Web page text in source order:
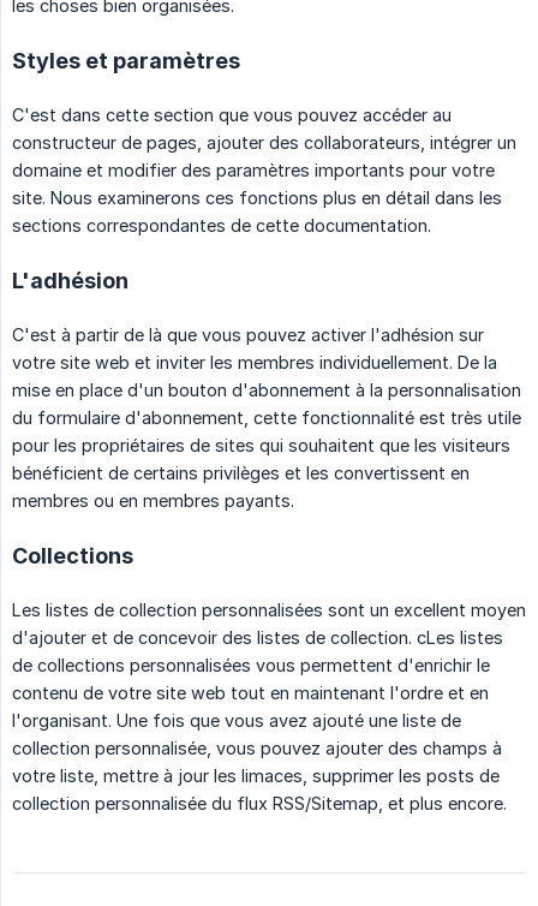
les choses bien organisées.
Styles et paramètres
C'est dans cette section que vous pouvez accéder au
constructeur de pages, ajouter des collaborateurs, intégrer un
domaine et modifier des paramètres importants pour votre
site. Nous examinerons ces fonctions plus en détail dans les
sections correspondantes de cette documentation.
L'adhésion
C'est à partir de là que vous pouvez activer l'adhésion sur
votre site web et inviter les membres individuellement. De la
mise en place d'un bouton d'abonnement à la personnalisation
du formulaire d'abonnement, cette fonctionnalité est très utile
pour les propriétaires de sites qui souhaitent que les visiteurs
bénéficient de certains privilèges et les convertissent en
membres ou en membres payants.
Collections
Les listes de collection personnalisées sont un excellent moyen
d'ajouter et de concevoir des listes de collection. cLes listes
de collections personnalisées vous permettent d'enrichir le
contenu de votre site web tout en maintenant l'ordre et en
l'organisant. Une fois que vous avez ajouté une liste de
collection personnalisée, vous pouvez ajouter des champs à
votre liste, mettre à jour les limaces, supprimer les posts de
collection personnalisée du flux RSS/Sitemap, et plus encore.